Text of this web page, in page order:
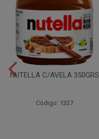
NUTELLA C/AVELA 350GRS
Código: 1327